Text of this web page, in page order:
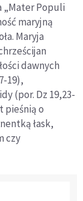
„Mater Populi
maryjną
Maryja
dawnych
19),
(por. Dz 19,23-
pieśnią o
łask,
czy